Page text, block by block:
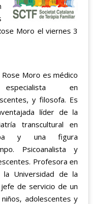
Moro el viernes 3
Rose Moro es médico
en
y filosofa. Es
líder de la
transcultural en
y una figura
Psicoanalista y
Profesora en
Universidad de la
de servicio de un
adolescentes y